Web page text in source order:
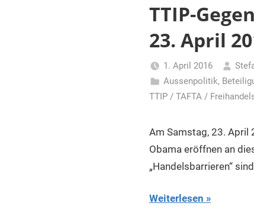
TTIP-
23. April
1. April 2016
Aussenpolitik,
TTIP / TAFTA /
Am Samstag, 23. April
Obama eröffnen an
„Handelsbarrieren“ sind
Weiterlesen